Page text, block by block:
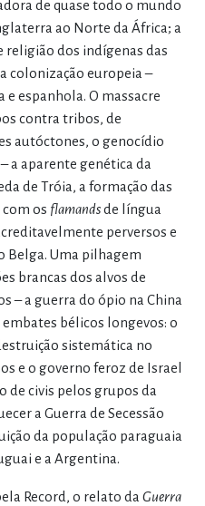
de quase todo o mundo
ao Norte da África; a
religião dos indígenas das
colonização europeia –
espanhola. O massacre
contra tribos, de
autóctones, o genocídio
a aparente genética da
de Tróia, a formação das
os flamandsde língua
perversos e
Belga. Uma pilhagem
brancas dos alvos de
– a guerra do ópio na China
bélicos longevos: o
sistemática no
e o governo feroz de Israel
de civis pelos grupos da
a Guerra de Secessão
da população paraguaia
e a Argentina.
Record, o relato da Guerra